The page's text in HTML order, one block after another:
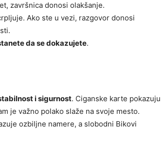
završnica donosi olakšanje.
Ako ste u vezi, razgovor donosi
da se dokazujete.
i sigurnost. Ciganske karte pokazuju
je važno polako slaže na svoje mesto.
ozbiljne namere, a slobodni Bikovi